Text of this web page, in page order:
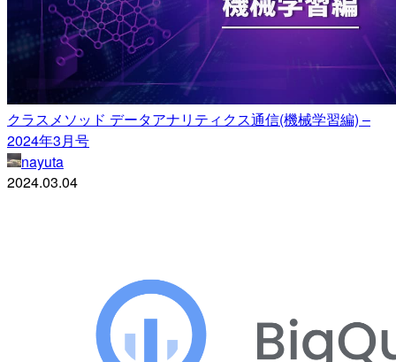
クラスメソッド データアナリティクス通信(機械学習編) –
2024年3月号
nayuta
2024.03.04